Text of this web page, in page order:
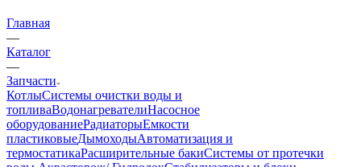
Главная
—
Каталог
—
Запчасти
КотлыСистемы очистки воды и
топливаВодонагревателиНасосное
оборудованиеРадиаторыЕмкости
пластиковыеДымоходыАвтоматизация и
термостатикаРасширительные бакиСистемы от протечки